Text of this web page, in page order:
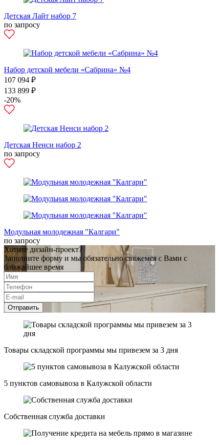
Детская Лайт набор 7
по запросу
Набор детской мебели «Сабрина» №4
107 094 ₽
133 899 ₽
-20%
Детская Ненси набор 2
по запросу
Модульная молодежная "Калгари"
по запросу
Хотите дизайн-проект?
Заполните форму и мы обязательно свяжемся с Вами с
ближайшее время
Отправить
Товары складской программы мы привезем за 3 дня
5 пунктов самовывоза в Калужской области
Собственная служба доставки